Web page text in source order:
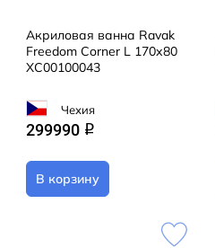
Акриловая ванна Ravak
Freedom Corner L 170х80
XC00100043
Чехия
299990 q
В корзину